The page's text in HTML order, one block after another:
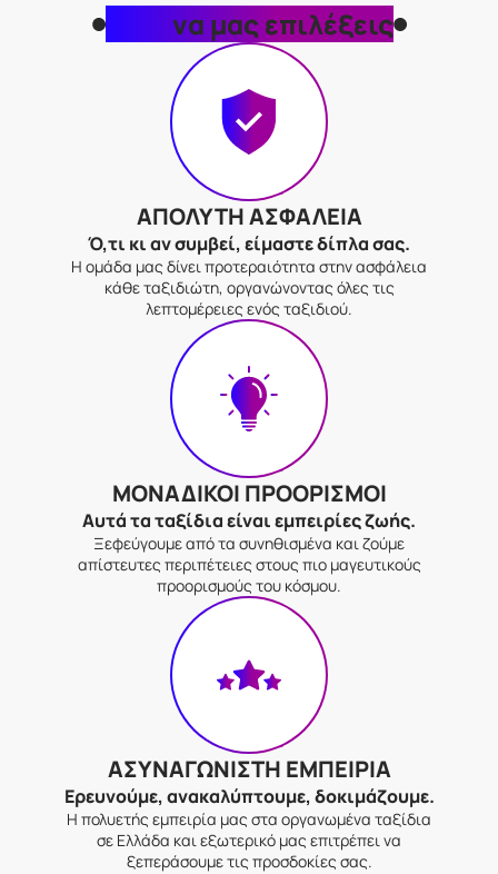
Γιατί να μας επιλέξεις
ΑΠΟΛΥΤΗ ΑΣΦΑΛΕΙΑ
Ό,τι κι αν συμβεί, είμαστε δίπλα σας.
Η ομάδα μας δίνει προτεραιότητα στην ασφάλεια
κάθε ταξιδιώτη, οργανώνοντας όλες τις
λεπτομέρειες ενός ταξιδιού.
ΜΟΝΑΔΙΚΟΙ ΠΡΟΟΡΙΣΜΟΙ
Αυτά τα ταξίδια είναι εμπειρίες ζωής.
Ξεφεύγουμε από τα συνηθισμένα και ζούμε
απίστευτες περιπέτειες στους πιο μαγευτικούς
προορισμούς του κόσμου.
ΑΣΥΝΑΓΩΝΙΣΤΗ ΕΜΠΕΙΡΙΑ
Ερευνούμε, ανακαλύπτουμε, δοκιμάζουμε.
Η πολυετής εμπειρία μας στα οργανωμένα ταξίδια
σε Ελλάδα και εξωτερικό μας επιτρέπει να
ξεπεράσουμε τις προσδοκίες σας.